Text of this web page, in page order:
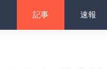
記事 速報